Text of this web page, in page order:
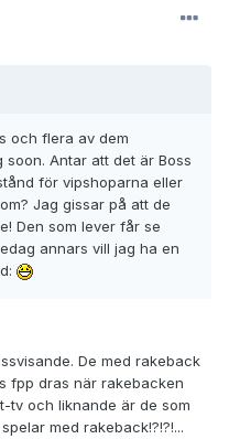
och flera av dem
soon. Antar att det är Boss
för vipshoparna eller
Jag gissar på att de
Den som lever får se
annars vill jag ha en
De med rakeback
fpp dras när rakebacken
tv och liknande är de som
med rakeback!?!?!...